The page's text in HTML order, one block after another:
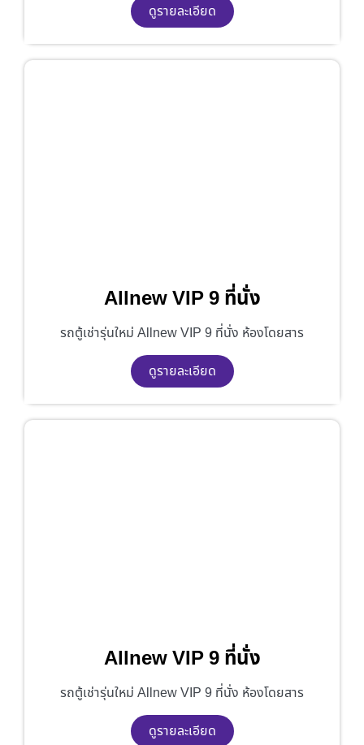
ดูรายละเอียด
Allnew VIP 9 ที่นั่ง
รถตู้เช่ารุ่นใหม่ Allnew VIP 9 ที่นั่ง ห้องโดยสาร
ดูรายละเอียด
Allnew VIP 9 ที่นั่ง
รถตู้เช่ารุ่นใหม่ Allnew VIP 9 ที่นั่ง ห้องโดยสาร
ดูรายละเอียด